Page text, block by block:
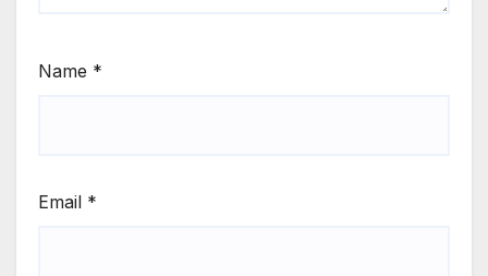
Name *
Email *